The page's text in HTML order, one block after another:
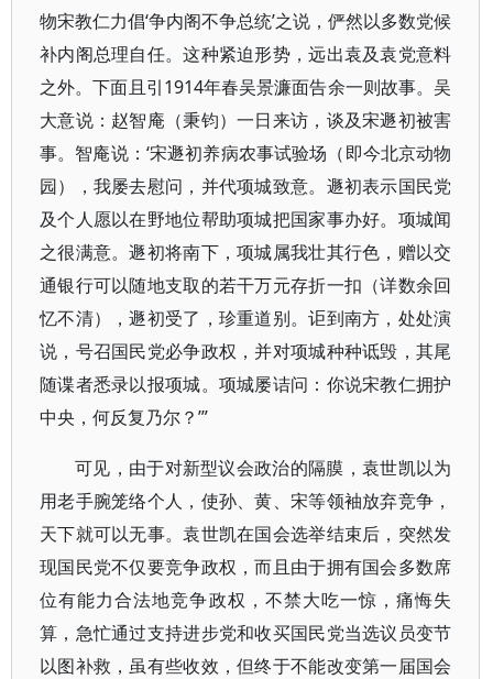
物宋教仁力倡‘争内阁不争总统’之说，俨然以多数党候
补内阁总理自任。这种紧迫形势，远出袁及袁党意料
之外。下面且引1914年春吴景濂面告余一则故事。吴
大意说：赵智庵（秉钧）一日来访，谈及宋遯初被害
事。智庵说：‘宋遯初养病农事试验场（即今北京动物
园），我屡去慰问，并代项城致意。遯初表示国民党
及个人愿以在野地位帮助项城把国家事办好。项城闻
之很满意。遯初将南下，项城属我壮其行色，赠以交
通银行可以随地支取的若干万元存折一扣（详数余回
忆不清），遯初受了，珍重道别。讵到南方，处处演
说，号召国民党必争政权，并对项城种种诋毁，其尾
随谍者悉录以报项城。项城屡诘问：你说宋教仁拥护
中央，何反复乃尔？’”
可见，由于对新型议会政治的隔膜，袁世凯以为
用老手腕笼络个人，使孙、黄、宋等领袖放弃竞争，
天下就可以无事。袁世凯在国会选举结束后，突然发
现国民党不仅要竞争政权，而且由于拥有国会多数席
位有能力合法地竞争政权，不禁大吃一惊，痛悔失
算，急忙通过支持进步党和收买国民党当选议员变节
以图补救，虽有些收效，但终于不能改变第一届国会